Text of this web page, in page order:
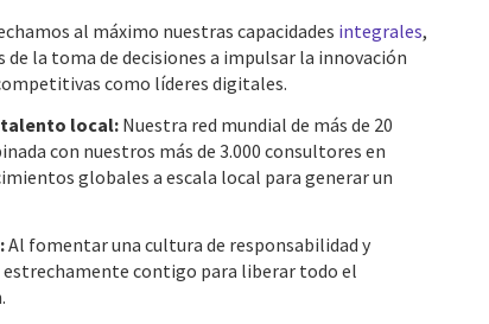
al máximo nuestras capacidades integrales,
de la toma de decisiones a impulsar la innovación
como líderes digitales.
local:Nuestra red mundial de más de 20
con nuestros más de 3.000 consultores en
globales a escala local para generar un
Al fomentar una cultura de responsabilidad y
contigo para liberar todo el